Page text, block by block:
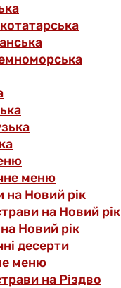
меню
на Новий рік
на Новий рік
Новий рік
десерти
меню
на Різдво